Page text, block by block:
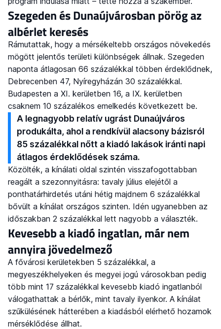
Szegeden és Dunaújvárosban pörög az
albérlet keresés
Rámutattak, hogy a mérsékeltebb országos növekedés
mögött jelentős területi különbségek állnak. Szegeden
naponta átlagosan 66 százalékkal többen érdeklődnek,
Debrecenben 47, Nyíregyházán 30 százalékkal.
Budapesten a XI. kerületben 16, a IX. kerületben
csaknem 10 százalékos emelkedés következett be.
A legnagyobb relatív ugrást Dunaújváros
produkálta, ahol a rendkívül alacsony bázisról
85 százalékkal nőtt a kiadó lakások iránti napi
átlagos érdeklődések száma.
Közölték, a kínálati oldal szintén visszafogottabban
reagált a szezonnyitásra: tavaly július elejétől a
ponthatárhirdetés utáni hétig majdnem 6 százalékkal
bővült a kínálat országos szinten. Idén ugyanebben az
időszakban 2 százalékkal lett nagyobb a választék.
Kevesebb a kiadó ingatlan, már nem
annyira jövedelmező
A fővárosi kerületekben 5 százalékkal, a
megyeszékhelyeken és megyei jogú városokban pedig
több mint 17 százalékkal kevesebb kiadó ingatlanból
válogathattak a bérlők, mint tavaly ilyenkor. A kínálat
szűkülésének hátterében a kiadásból elérhető hozamok
mérséklődése állhat.